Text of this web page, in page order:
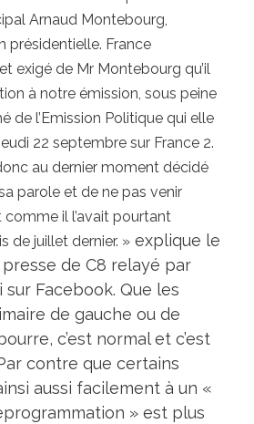
Arnaud Montebourg,
présidentielle. France
exigé de Mr Montebourg qu’il
à notre émission, sous peine
de l’Emission Politique qui elle
22 septembre sur France 2.
au dernier moment décidé
parole et de ne pas venir
il l’avait pourtant
de juillet dernier. » explique le
de C8 relayé par
Facebook. Que les
de gauche ou de
c’est normal et c’est
contre que certains
aussi facilement à un «
» est plus